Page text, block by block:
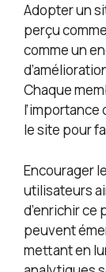
Adopter un
perçu
comme un
Chaque
le site pour
Encourager
utilisateurs
d’enrichir ce
peuvent
mettant en